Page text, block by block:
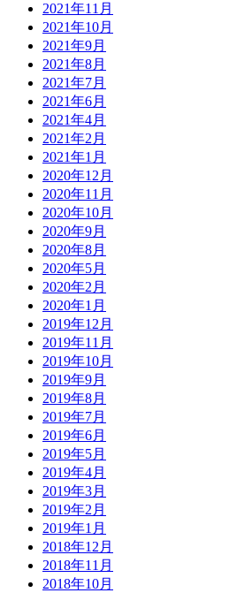
2021年11月
2021年10月
2021年9月
2021年8月
2021年7月
2021年6月
2021年4月
2021年2月
2021年1月
2020年12月
2020年11月
2020年10月
2020年9月
2020年8月
2020年5月
2020年2月
2020年1月
2019年12月
2019年11月
2019年10月
2019年9月
2019年8月
2019年7月
2019年6月
2019年5月
2019年4月
2019年3月
2019年2月
2019年1月
2018年12月
2018年11月
2018年10月